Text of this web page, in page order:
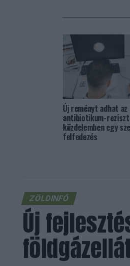
Új reményt adhat az
antibiotikum-
küzdelemben egy
felfedezés
ZÖLDINFÓ
Új